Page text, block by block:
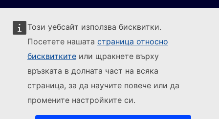
Този уебсайт използва бисквитки.
Посетете нашата страница относно
бисквитките или щракнете върху
връзката в долната част на всяка
страница, за да научите повече или да
промените настройките си.
Sledujte Evropskou komisi
За контакти(Външна връзка)
Докладване на ИТ уязвимост (Външна връзка)
Езици на нашите уебсайтове(Външна връзка)